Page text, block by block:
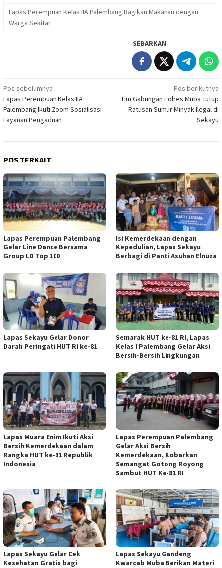
Lapas Perempuan Kelas IIA Palembang Bagikan Makanan dengan
Warga Sekitar
SEBARKAN
Navigasi
pos
Pos sebelumnya
Lapas Perempuan Kelas IIA
Palembang Ikuti Zoom Sosialisasi
Layanan Pengaduan
Pos berikutnya
Tim Gabungan Polres Muba Tutup
Ratusan Sumur Minyak Ilegal di
Sekayu
POS TERKAIT
Lapas Perempuan Palembang
Gelar Line Dance Bersama
Group LD Top 100
Isi Kemerdekaan dengan
Kepedulian, Lapas Sekayu
Berbagi di Panti Asuhan Elnuza
Lapas Sekayu Gelar Donor
Darah Peringati HUT RI ke-81
Semarak HUT ke-81 RI, Lapas
Kelas I Palembang Gelar Aksi
Bersih-Bersih Lingkungan
Lapas Muara Enim Ikuti Aksi
Bersih Kemerdekaan dalam
Rangka HUT ke-81 Republik
Indonesia
Lapas Perempuan Palembang
Gelar Aksi Bersih
Kemerdekaan, Kobarkan
Semangat Gotong Royong
Sambut HUT Ke-81 RI
Lapas Sekayu Gelar Cek
Kesehatan Gratis bagi
Lapas Sekayu Gandeng
Kwarcab Muba Berikan Materi